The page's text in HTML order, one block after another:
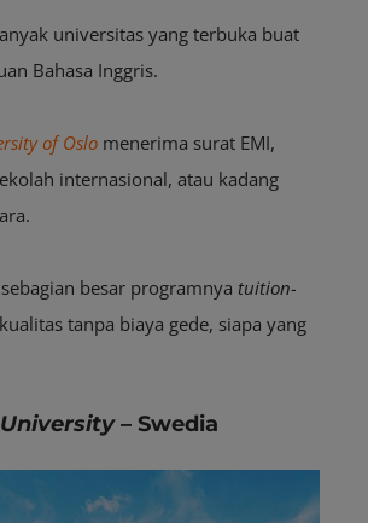
universitas yang terbuka buat
Bahasa Inggris.
of Oslo menerima surat EMI,
internasional, atau kadang
besar programnya tuition-
tanpa biaya gede, siapa yang
– Swedia